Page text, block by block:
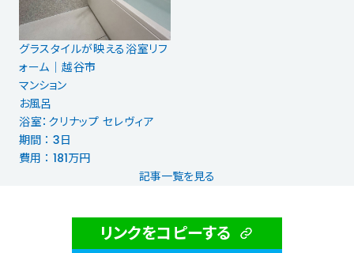
グラスタイルが映える浴室リフ
ォーム│越谷市
マンション
お風呂
浴室：クリナップ セレヴィア
期間 ： 3日
費用 ： 181万円
記事一覧を見る
リンクをコピーする